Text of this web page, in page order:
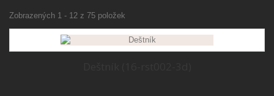
Zobrazených 1 - 12 z 75 položek